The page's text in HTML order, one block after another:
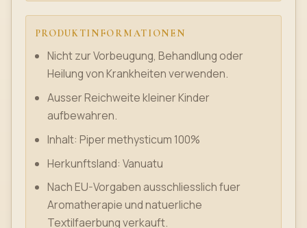
PRODUKTINFORMATIONEN
Nicht zur Vorbeugung, Behandlung oder
Heilung von Krankheiten verwenden.
Ausser Reichweite kleiner Kinder
aufbewahren.
Inhalt: Piper methysticum 100%
Herkunftsland: Vanuatu
Nach EU-Vorgaben ausschliesslich fuer
Aromatherapie und natuerliche
Textilfaerbung verkauft.